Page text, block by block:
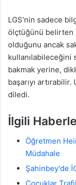
LGS’nin sadece
ölçtüğünü belirten
olduğunu ancak
kullanılabileceğini
bakmak yerine,
başarıyı
diledi.
İlgili
Öğretmen
Müdahale
Şahinbey'de